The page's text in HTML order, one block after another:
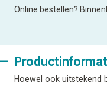
Online bestellen?
Hoewel ook uitstekend